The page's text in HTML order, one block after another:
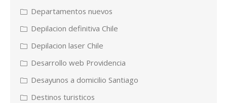
Departamentos nuevos
Depilacion definitiva Chile
Depilacion laser Chile
Desarrollo web Providencia
Desayunos a domicilio Santiago
Destinos turisticos